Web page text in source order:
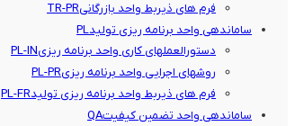
فرم های ذیربط واحد بازرگانیTR-PR
ساماندهی واحد برنامه ریزی تولیدPL
دستورالعملهای کاری واحد برنامه ریزیPL-IN
روشهای اجرایی واحد برنامه ریزیPL-PR
فرم های ذیربط واحد برنامه ریزی تولیدPL-FR
ساماندهی واحد تضمین کیفیتQA